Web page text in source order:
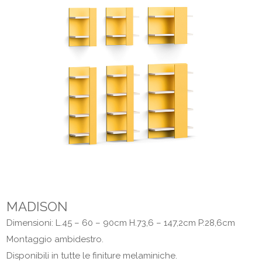
MADISON
Dimensioni: L.45 – 60 – 90cm H.73,6 – 147,2cm P.28,6cm
Montaggio ambidestro.
Disponibili in tutte le finiture melaminiche.